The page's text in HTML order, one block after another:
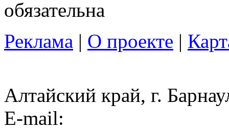
обязательна
Реклама | О проекте |
Алтайский край, г.
E-mail: